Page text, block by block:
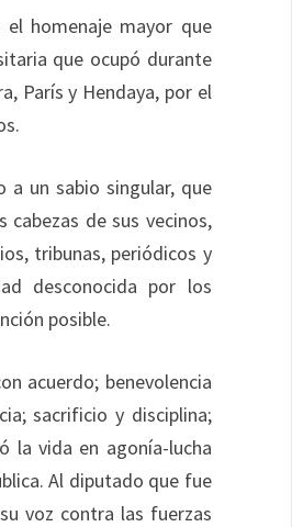
el homenaje mayor que
que ocupó durante
París y Hendaya, por el
a un sabio singular, que
de sus vecinos,
tribunas, periódicos y
desconocida por los
posible.
acuerdo; benevolencia
sacrificio y disciplina;
la vida en agonía-lucha
Al diputado que fue
voz contra las fuerzas